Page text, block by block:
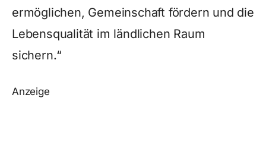
ermöglichen, Gemeinschaft fördern und die
Lebensqualität im ländlichen Raum
sichern.“
Anzeige